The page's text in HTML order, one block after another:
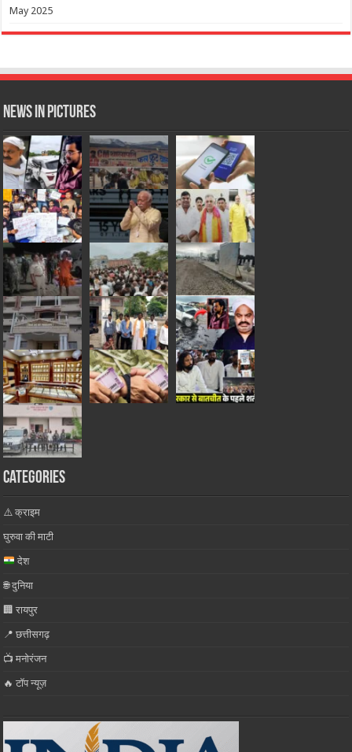
May 2025
News in Pictures
Categories
⚠️ क्राइम
घुरुवा की माटी
देश
🌐 दुनिया
🏢 रायपुर
📍 छत्तीसगढ़
📺 मनोरंजन
🔥 टॉप न्यूज़